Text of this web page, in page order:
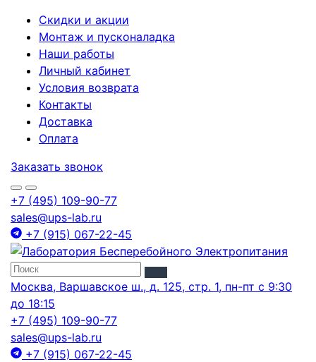
Скидки и акции
Монтаж и пусконаладка
Наши работы
Личный кабинет
Условия возврата
Контакты
Доставка
Оплата
Заказать звонок
+7 (495) 109-90-77
sales@ups-lab.ru
+7 (915) 067-22-45
Москва, Варшавское ш., д. 125, стр. 1, пн-пт с 9:30
до 18:15
+7 (495) 109-90-77
sales@ups-lab.ru
+7 (915) 067-22-45